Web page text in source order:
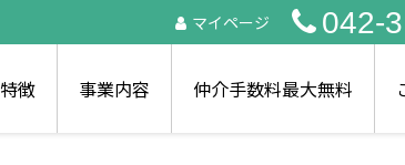
マイページ 042-
徴 事業内容 仲介手数料最大無料